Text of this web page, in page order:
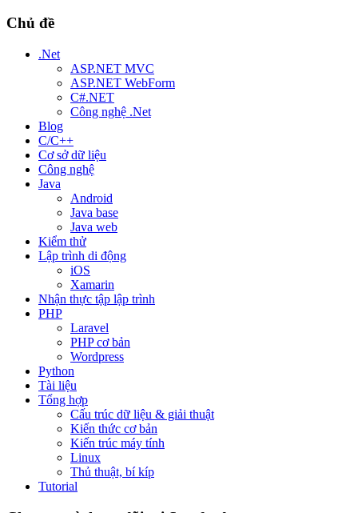
Chủ đề
.Net
ASP.NET MVC
ASP.NET WebForm
C#.NET
Công nghệ .Net
Blog
C/C++
Cơ sở dữ liệu
Công nghệ
Java
Android
Java base
Java web
Kiểm thử
Lập trình di động
iOS
Xamarin
Nhận thực tập lập trình
PHP
Laravel
PHP cơ bản
Wordpress
Python
Tài liệu
Tổng hợp
Cấu trúc dữ liệu & giải thuật
Kiến thức cơ bản
Kiến trúc máy tính
Linux
Thủ thuật, bí kíp
Tutorial